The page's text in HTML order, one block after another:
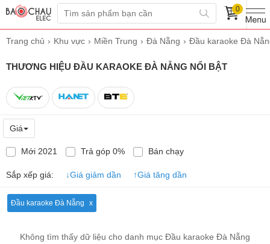
0
Trang chủ Khu vực Miền Trung Đà Nẵng Đầu karaoke Đà
THƯƠNG HIỆU ĐẦU KARAOKE ĐÀ NẴNG NỔI BẬT
Giá
Mới 2021 Trả góp 0% Bán chạy
Sắp xếp giá: ↓Giá giảm dần ↑Giá tăng dần
Đầu karaoke Đà Nẵng
Không tìm thấy dữ liệu cho danh mục Đầu karaoke Đà Nẵng